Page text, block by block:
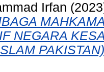
Irfan
NEGARA